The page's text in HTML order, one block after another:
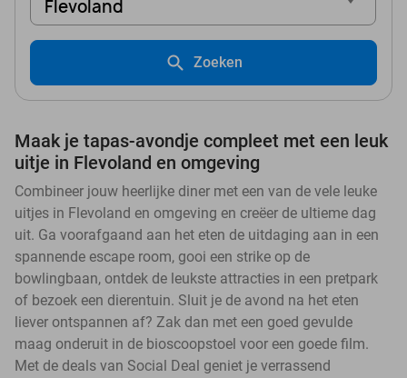
Flevoland
Zoeken
Maak je tapas-avondje compleet met een leuk
uitje in Flevoland en omgeving
Combineer jouw heerlijke diner met een van de vele leuke
uitjes in Flevoland en omgeving en creëer de ultieme dag
uit. Ga voorafgaand aan het eten de uitdaging aan in een
spannende escape room, gooi een strike op de
bowlingbaan, ontdek de leukste attracties in een pretpark
of bezoek een dierentuin. Sluit je de avond na het eten
liever ontspannen af? Zak dan met een goed gevulde
maag onderuit in de bioscoopstoel voor een goede film.
Met de deals van Social Deal geniet je verrassend